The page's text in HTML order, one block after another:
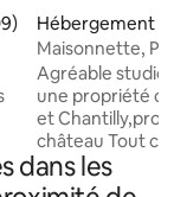
moyenne sur la
Hébergement ⋅
éonard
Maisonnette,
CDG, Chantilly.
Agréable studio
une propriété
et
château Tout confort • Cuisine
réfrigérateur-
vitrocéramique,
dans les